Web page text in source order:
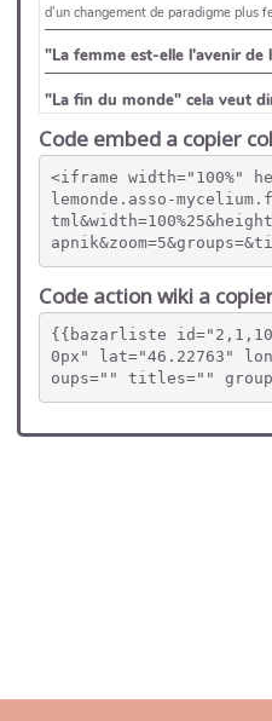
Code embed a copier
<iframe width="100%"
lemonde.asso-
Code action wiki a
{{bazarliste
0px" lat="46.22763"
oups="" titles=""